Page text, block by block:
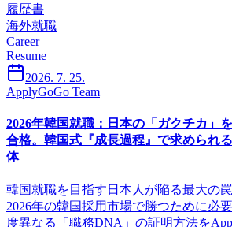
履歴書
海外就職
Career
Resume
2026. 7. 25.
ApplyGoGo Team
2026年韓国就職：日本の「ガクチカ」
合格。韓国式『成長過程』で求められ
体
韓国就職を目指す日本人が陥る最大の
2026年の韓国採用市場で勝つために必
度異なる「職務DNA」の証明方法を